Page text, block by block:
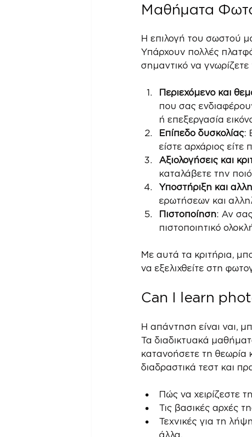
Μαθήματα
Η επιλογή του σωστού
Υπάρχουν πολλές
σημαντικό να
Περιεχόμενο και
που σας
ή επεξεργασία
Επίπεδο δυσκολίας:
είστε αρχάριος είτε
Αξιολογήσεις και
καταλάβετε την
Υποστήριξη και
ερωτήσεων και
Πιστοποίηση: Αν
πιστοποιητικό
Με αυτά τα κριτήρια,
να εξελιχθείτε στη
Can I learn
Η απάντηση είναι ναι,
Τα διαδικτυακά
κατανοήσετε τη θεωρία
διαδραστικά τεστ και
Πώς να χειρίζεστε
Τις βασικές αρχές
Τεχνικές για τη
άλλα.